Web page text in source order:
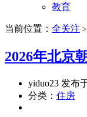
教育
当前位置： 全关注 >
2026年北京
yiduo23 发布
分类： 住房